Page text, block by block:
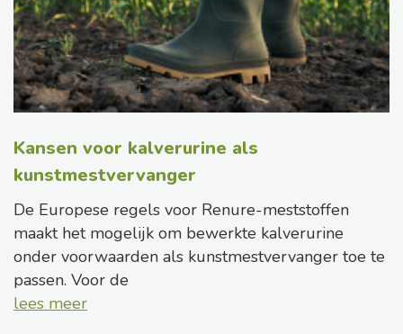
Kansen voor kalverurine als
kunstmestvervanger
De Europese regels voor Renure-meststoffen
maakt het mogelijk om bewerkte kalverurine
onder voorwaarden als kunstmestvervanger toe te
passen. Voor de
lees meer